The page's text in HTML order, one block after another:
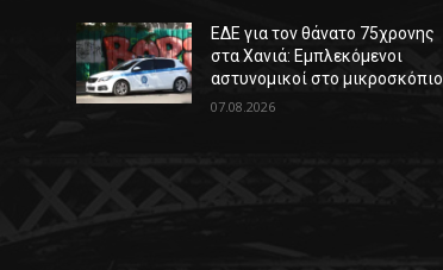
ΕΔΕ για τον θάνατο 75χρονης
στα Χανιά: Εμπλεκόμενοι
αστυνομικοί στο μικροσκόπιο
07.08.2026